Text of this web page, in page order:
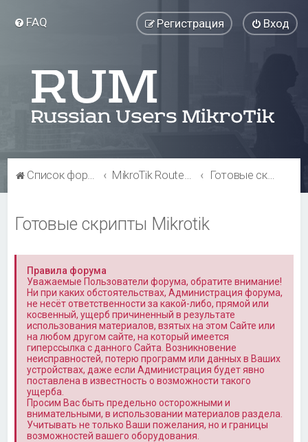
FAQ Вход
Регистрация
Список форумов MikroTik RouterOS Готовые скрипты Mikrotik
Готовые скрипты Mikrotik
Правила форума
Уважаемые Пользователи форума, обратите внимание!
Ни при каких обстоятельствах, Администрация форума,
не несёт ответственности за какой-либо, прямой или
косвенный, ущерб причиненный в результате
использования материалов, взятых на этом Сайте или
на любом другом сайте, на который имеется
гиперссылка с данного Сайта. Возникновение
неисправностей, потерю программ или данных в Ваших
устройствах, даже если Администрация будет явно
поставлена в известность о возможности такого
ущерба.
Просим Вас быть предельно осторожными и
внимательными, в использовании материалов раздела.
Учитывать не только Ваши пожелания, но и границы
возможностей вашего оборудования.